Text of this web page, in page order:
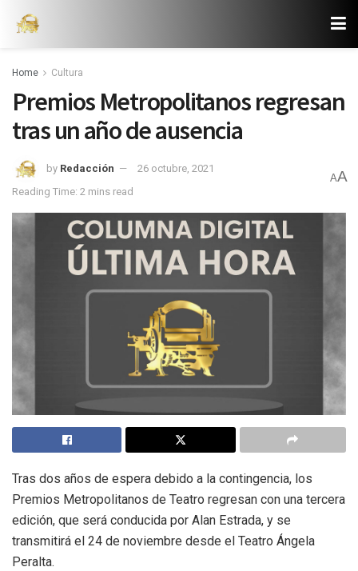
Home Cultura
Premios Metropolitanos regresan
tras un año de ausencia
by Redacción
26 octubre, 2021
Reading Time: 2 mins read
AA
Tras dos años de espera debido a la contingencia, los
Premios Metropolitanos de Teatro regresan con una tercera
edición, que será conducida por Alan Estrada, y se
transmitirá el 24 de noviembre desde el Teatro Ángela
Peralta.